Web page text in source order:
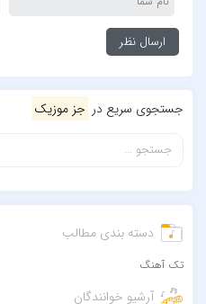
جستجوی سریع در جز موزیک
دسته بندی مطالب
تک آهنگ
آرشیو خوانندگان